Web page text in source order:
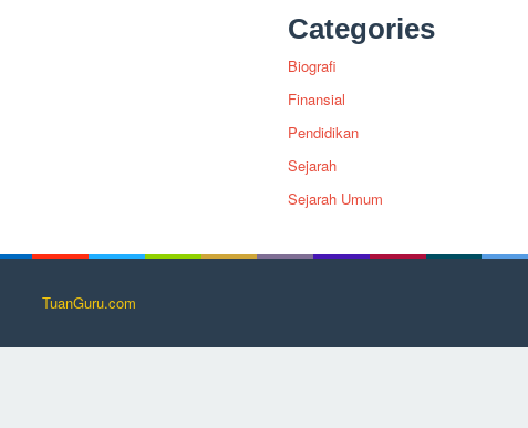
Categories
Biografi
Finansial
Pendidikan
Sejarah
Sejarah Umum
TuanGuru.com